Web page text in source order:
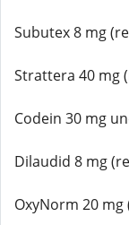
Subutex 8 mg
Strattera 40 mg
Codein 30 mg
Dilaudid 8 mg
OxyNorm 20